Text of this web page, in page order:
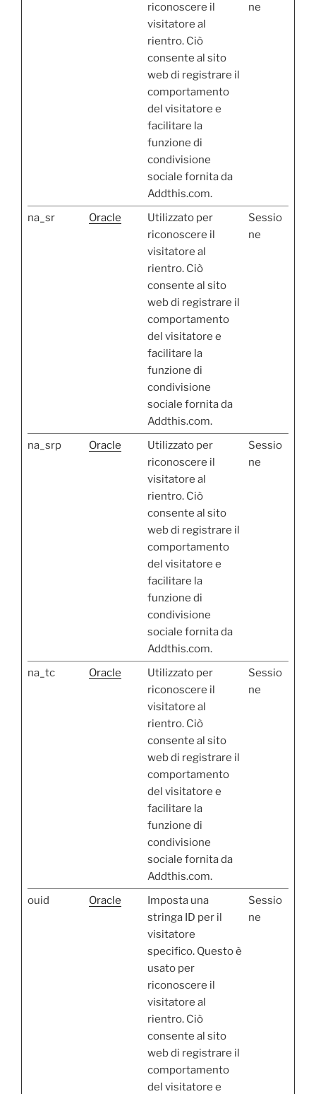
riconoscere il
visitatore al
rientro. Ciò
consente al sito
web di registrare il
comportamento
del visitatore e
facilitare la
funzione di
condivisione
sociale fornita da
Addthis.com.
ne
na_sr Oracle
Utilizzato per
riconoscere il
visitatore al
rientro. Ciò
consente al sito
web di registrare il
comportamento
del visitatore e
facilitare la
funzione di
condivisione
sociale fornita da
Addthis.com.
Sessio
ne
na_srp Oracle
Utilizzato per
riconoscere il
visitatore al
rientro. Ciò
consente al sito
web di registrare il
comportamento
del visitatore e
facilitare la
funzione di
condivisione
sociale fornita da
Addthis.com.
Sessio
ne
na_tc Oracle
Utilizzato per
riconoscere il
visitatore al
rientro. Ciò
consente al sito
web di registrare il
comportamento
del visitatore e
facilitare la
funzione di
condivisione
sociale fornita da
Addthis.com.
Sessio
ne
ouid Oracle
Imposta una
stringa ID per il
visitatore
specifico. Questo è
usato per
riconoscere il
visitatore al
rientro. Ciò
consente al sito
web di registrare il
comportamento
del visitatore e
Sessio
ne